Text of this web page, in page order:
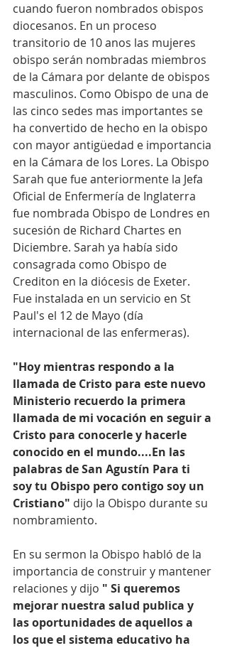
cuando fueron nombrados obispos
diocesanos. En un proceso
transitorio de 10 anos las mujeres
obispo serán nombradas miembros
de la Cámara por delante de obispos
masculinos. Como Obispo de una de
las cinco sedes mas importantes se
ha convertido de hecho en la obispo
con mayor antigüedad e importancia
en la Cámara de los Lores. La Obispo
Sarah que fue anteriormente la Jefa
Oficial de Enfermería de Inglaterra
fue nombrada Obispo de Londres en
sucesión de Richard Chartes en
Diciembre. Sarah ya había sido
consagrada como Obispo de
Crediton en la diócesis de Exeter.
Fue instalada en un servicio en St
Paul's el 12 de Mayo (día
internacional de las enfermeras).
"Hoy mientras respondo a la
llamada de Cristo para este nuevo
Ministerio recuerdo la primera
llamada de mi vocación en seguir a
Cristo para conocerle y hacerle
conocido en el mundo....En las
palabras de San Agustín Para ti
soy tu Obispo pero contigo soy un
Cristiano" dijo la Obispo durante su
nombramiento.
En su sermon la Obispo habló de la
importancia de construir y mantener
relaciones y dijo " Si queremos
mejorar nuestra salud publica y
las oportunidades de aquellos a
los que el sistema educativo ha